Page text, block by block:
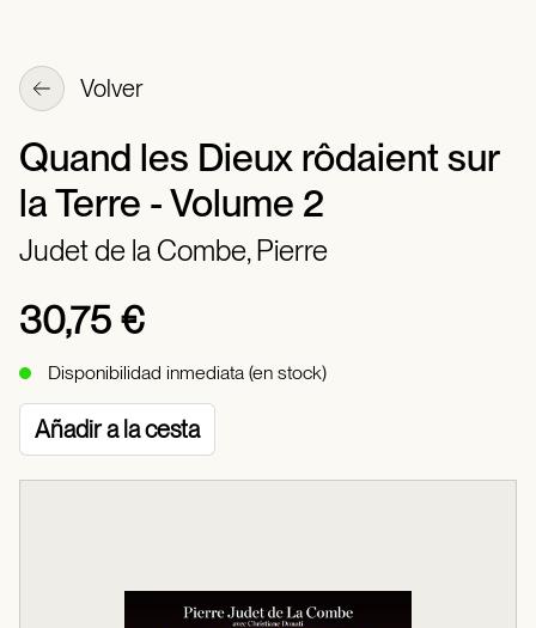
Volver
Quand les Dieux rôdaient sur
la Terre - Volume 2
Judet de la Combe, Pierre
30,75 €
Disponibilidad inmediata (en stock)
Añadir a la cesta